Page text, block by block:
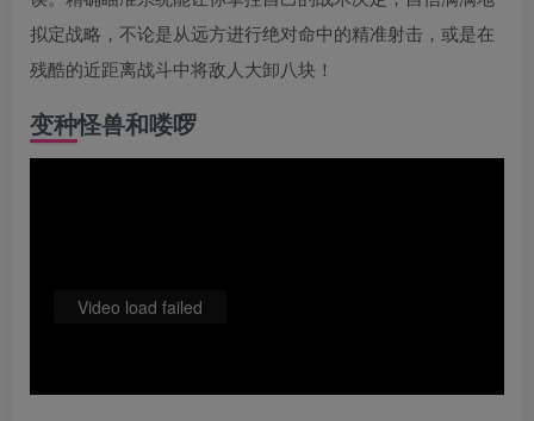
拟定战略，不论是从远方进行绝对命中的精准射击，或是在
残酷的近距离战斗中将敌人大卸八块！
变种怪兽和喽啰
Video load failed